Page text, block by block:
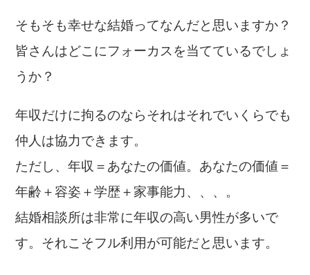
そもそも幸せな結婚ってなんだと思いますか？
皆さんはどこにフォーカスを当てているでしょ
うか？
年収だけに拘るのならそれはそれでいくらでも
仲人は協力できます。
ただし、年収＝あなたの価値。あなたの価値＝
年齢＋容姿＋学歴＋家事能力、、、。
結婚相談所は非常に年収の高い男性が多いで
す。それこそフル利用が可能だと思います。